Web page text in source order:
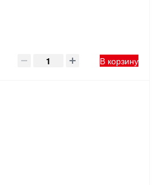
В корзину